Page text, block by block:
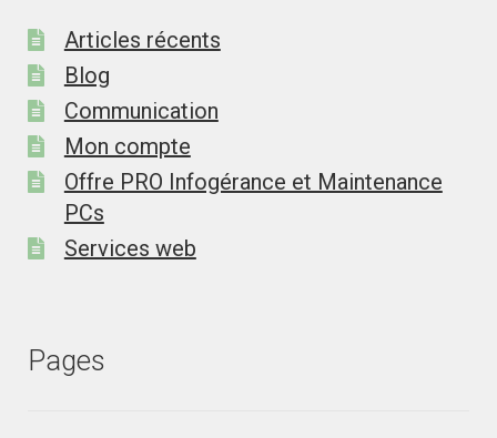
Articles récents
Blog
Communication
Mon compte
Offre PRO Infogérance et Maintenance
PCs
Services web
Pages